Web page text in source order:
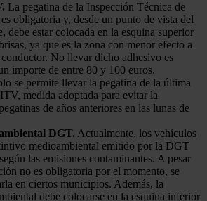
La pegatina de la Inspección Técnica de
obligatoria y, desde un punto de vista del
debe estar colocada en la esquina superior
ya que es la zona con menor efecto a
No llevar dicho adhesivo es
importe de entre 80 y 100 euros.
se permite llevar la pegatina de la última
medida adoptada para evitar la
de años anteriores en las lunas de
DGT. Actualmente, los vehículos
medioambiental emitido por la DGT
las emisiones contaminantes. A pesar
no es obligatoria por el momento, se
en ciertos municipios. Además, la
debe colocarse en la esquina inferior